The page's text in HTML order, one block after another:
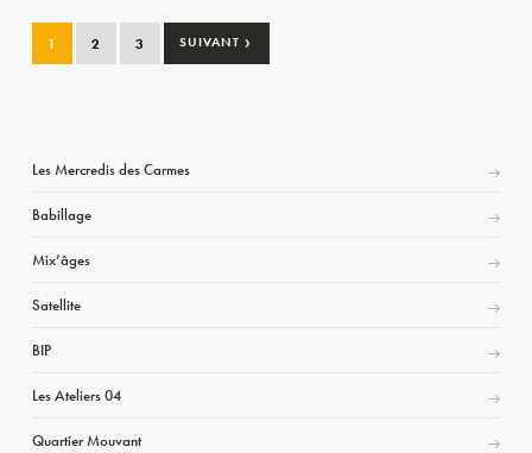
1 2 3 SUIVANT ›
Les Mercredis des Carmes
Babillage
Mix’âges
Satellite
BIP
Les Ateliers 04
Quartier Mouvant